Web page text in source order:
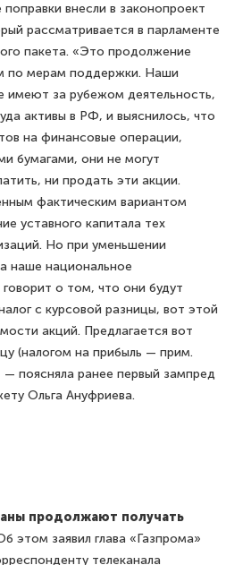
внесли в законопроект
рассматривается в парламенте
пакета. «Это продолжение
по мерам поддержки. Наши
имеют за рубежом деятельность,
активы в РФ, и выяснилось, что
на финансовые операции,
бумагами, они не могут
ни продать эти акции.
фактическим вариантом
уставного капитала тех
Но при уменьшении
наше национальное
о том, что они будут
с курсовой разницы, вот этой
акций. Предлагается вот
(налогом на прибыль — прим.
— поясняла ранее первый зампред
Ольга Ануфриева.
продолжают получать
этом заявил глава «Газпрома»
телеканала